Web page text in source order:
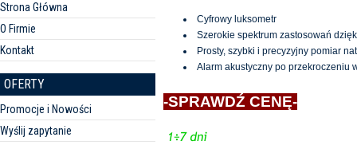
Strona Główna
O Firmie
Kontakt
OFERTY
Promocje i Nowości
Wyślij zapytanie
Cyfrowy luksometr
Szerokie spektrum zastosowań
Prosty, szybki i precyzyjny pomiar
Alarm akustyczny po przekroczeniu
-SPRAWDŹ CENĘ-